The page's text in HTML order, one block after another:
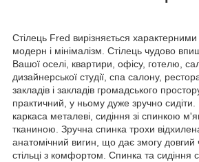
Стілець Fred вирізняється
модерн і мінімалізм. Стілець чудово
Вашої оселі, квартири, офісу, готелю,
дизайнерської студії, спа салону,
закладів і закладів громадського
практичний, у ньому дуже зручно сидіти.
каркаса металеві, сидіння зі спинкою
тканиною. Зручна спинка трохи
анатомічний вигин, що дає змогу довгий
стільці з комфортом. Спинка та сидіння